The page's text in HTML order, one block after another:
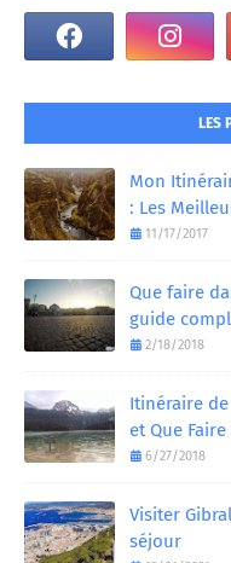
LES
Mon
: Les
11/17/2017
Que faire
guide
2/18/2018
Itinéraire
et Que Faire
6/27/2018
Visiter
séjour